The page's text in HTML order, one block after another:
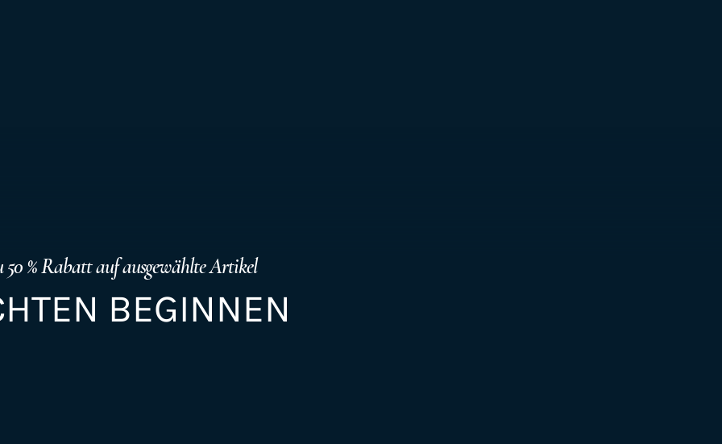
50 % Rabatt auf ausgewählte Artikel
BEGINNEN